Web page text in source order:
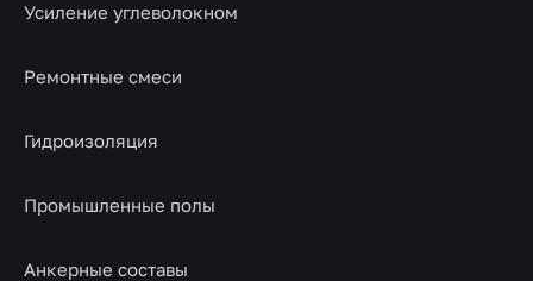
Усиление углеволокном
Ремонтные смеси
Гидроизоляция
Промышленные полы
Анкерные составы